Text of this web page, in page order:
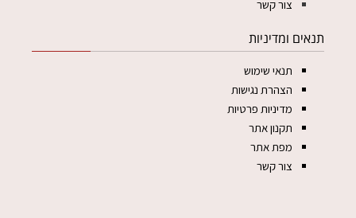
צור קשר
תנאים ומדיניות
תנאי שימוש
הצהרת נגישות
מדיניות פרטיות
תקנון אתר
מפת אתר
צור קשר